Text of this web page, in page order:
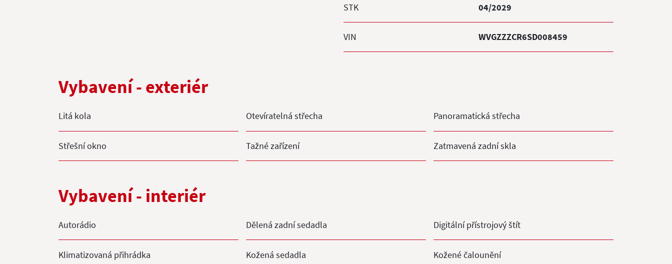
STK 04/2029
VIN WVGZZZCR6SD008459
Vybavení - exteriér
Litá kola Otevíratelná střecha Panoramatická střecha
Střešní okno Tažné zařízení Zatmavená zadní skla
Vybavení - interiér
Autorádio Dělená zadní sedadla Digitální přístrojový štít
Klimatizovaná přihrádka Kožená sedadla Kožené čalounění